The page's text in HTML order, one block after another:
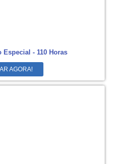
Especial - 110 Horas
AGORA!